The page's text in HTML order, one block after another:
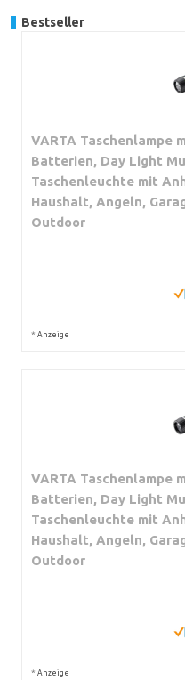
Bestseller
VARTA Taschenlampe
Batterien, Day Light
Taschenleuchte mit
Haushalt, Angeln,
Outdoor
* Anzeige
VARTA Taschenlampe
Batterien, Day Light
Taschenleuchte mit
Haushalt, Angeln,
Outdoor
* Anzeige